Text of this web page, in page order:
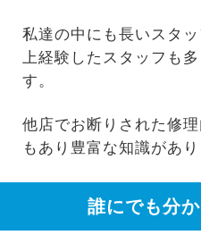
私達の中にも長いスタ
上経験したスタッフも
す。
他店でお断りされた修
もあり豊富な知識があり
誰にでも分